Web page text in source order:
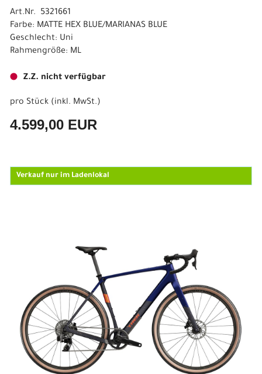
Art.Nr. 5321661
Farbe: MATTE HEX BLUE/MARIANAS BLUE
Geschlecht: Uni
Rahmengröße: ML
Z.Z. nicht verfügbar
pro Stück (inkl. MwSt.)
4.599,00 EUR
Verkauf nur im Ladenlokal